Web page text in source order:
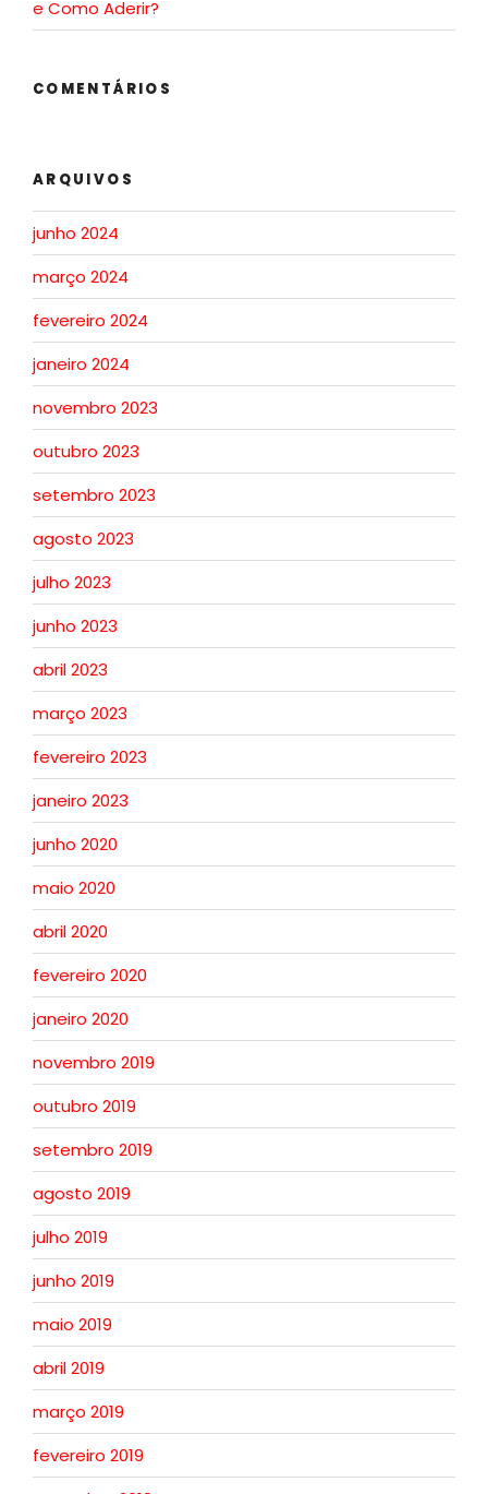
e Como Aderir?
COMENTÁRIOS
ARQUIVOS
junho 2024
março 2024
fevereiro 2024
janeiro 2024
novembro 2023
outubro 2023
setembro 2023
agosto 2023
julho 2023
junho 2023
abril 2023
março 2023
fevereiro 2023
janeiro 2023
junho 2020
maio 2020
abril 2020
fevereiro 2020
janeiro 2020
novembro 2019
outubro 2019
setembro 2019
agosto 2019
julho 2019
junho 2019
maio 2019
abril 2019
março 2019
fevereiro 2019